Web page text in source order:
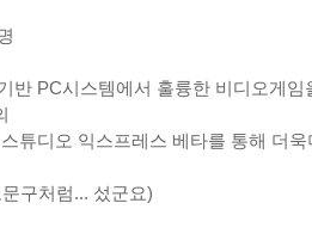
반 PC시스템에서 훌륭한 비디오게
튜디오 익스프레스 베타를 통해 더
구처럼... 섰군요)